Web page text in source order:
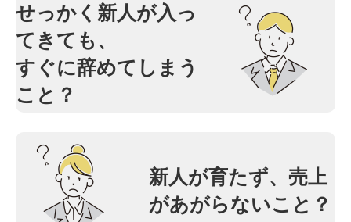
せっかく新人が入っ
てきても、
すぐに辞めてしまう
こと？
新人が育たず、売上
があがらないこと？